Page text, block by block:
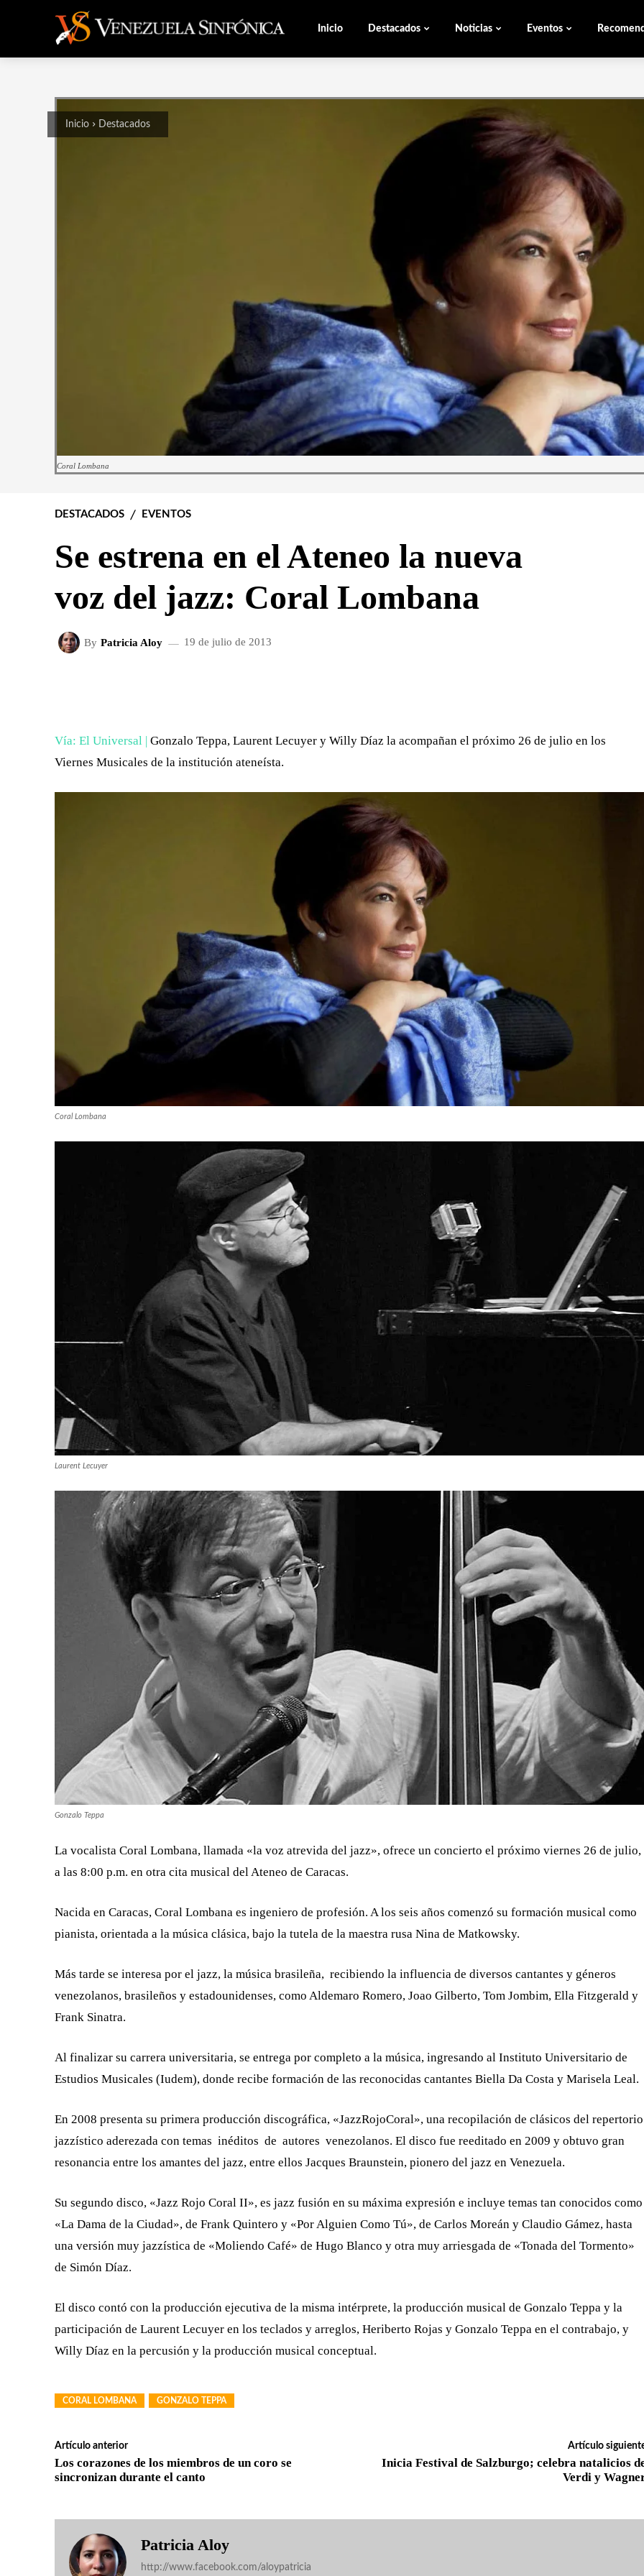
Inicio Destacados Noticias Eventos
Inicio Destacados
Coral Lombana
DESTACADOS EVENTOS
Se estrena en el Ateneo la nueva
voz del jazz: Coral Lombana
By Patricia Aloy 19 de julio de 2013
Vía: El Universal | Gonzalo Teppa, Laurent Lecuyer y Willy Díaz la acompañan el próximo 26 de julio en los
Viernes Musicales de la institución ateneísta.
Coral Lombana
Laurent Lecuyer
Gonzalo Teppa
La vocalista Coral Lombana, llamada «la voz atrevida del jazz», ofrece un concierto el próximo viernes 26 de julio,
a las 8:00 p.m. en otra cita musical del Ateneo de Caracas.
Nacida en Caracas, Coral Lombana es ingeniero de profesión. A los seis años comenzó su formación musical como
pianista, orientada a la música clásica, bajo la tutela de la maestra rusa Nina de Matkowsky.
Más tarde se interesa por el jazz, la música brasileña, recibiendo la influencia de diversos cantantes y géneros
venezolanos, brasileños y estadounidenses, como Aldemaro Romero, Joao Gilberto, Tom Jombim, Ella Fitzgerald y
Frank Sinatra.
Al finalizar su carrera universitaria, se entrega por completo a la música, ingresando al Instituto Universitario de
Estudios Musicales (Iudem), donde recibe formación de las reconocidas cantantes Biella Da Costa y Marisela Leal.
En 2008 presenta su primera producción discográfica, «JazzRojoCoral», una recopilación de clásicos del repertorio
jazzístico aderezada con temas inéditos de autores venezolanos. El disco fue reeditado en 2009 y obtuvo gran
resonancia entre los amantes del jazz, entre ellos Jacques Braunstein, pionero del jazz en Venezuela.
Su segundo disco, «Jazz Rojo Coral II», es jazz fusión en su máxima expresión e incluye temas tan conocidos como
«La Dama de la Ciudad», de Frank Quintero y «Por Alguien Como Tú», de Carlos Moreán y Claudio Gámez, hasta
una versión muy jazzística de «Moliendo Café» de Hugo Blanco y otra muy arriesgada de «Tonada del Tormento»
de Simón Díaz.
El disco contó con la producción ejecutiva de la misma intérprete, la producción musical de Gonzalo Teppa y la
participación de Laurent Lecuyer en los teclados y arreglos, Heriberto Rojas y Gonzalo Teppa en el contrabajo, y
Willy Díaz en la percusión y la producción musical conceptual.
CORAL LOMBANA GONZALO TEPPA
Artículo anterior
Los corazones de los miembros de un coro se
sincronizan durante el canto
Artículo
Inicia Festival de Salzburgo; celebra natalicios
Verdi y
Patricia Aloy
http://www.facebook.com/aloypatricia